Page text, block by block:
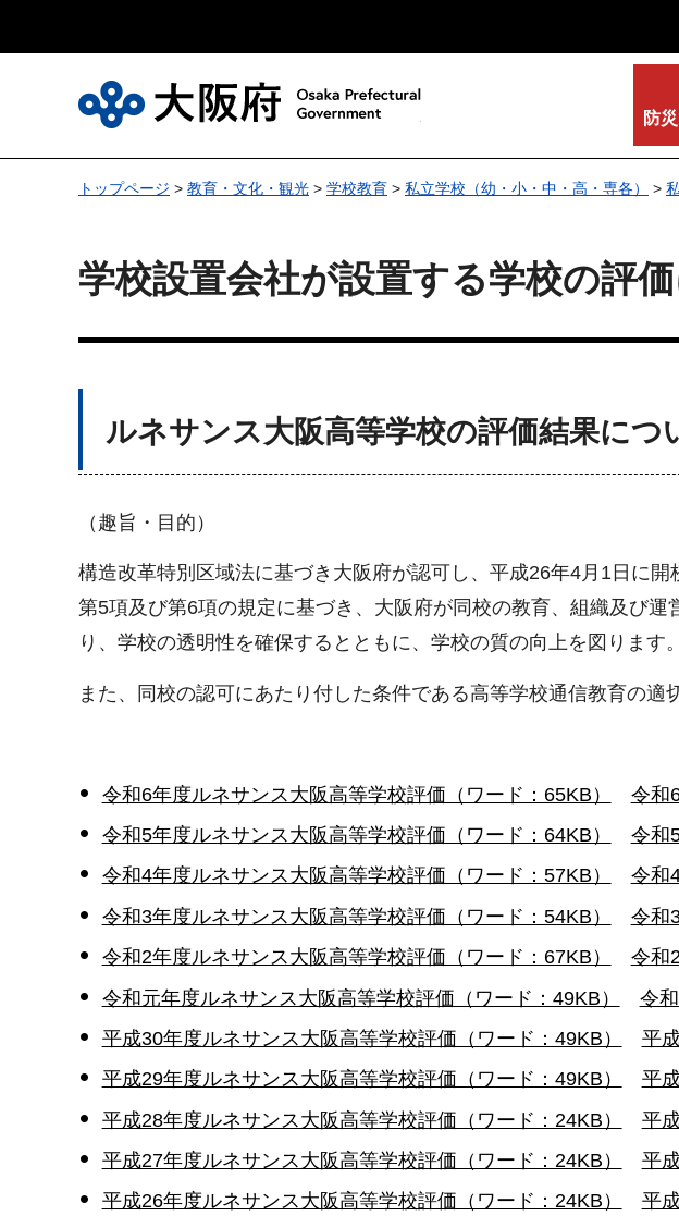
防災
トップページ > 教育・文化・観光 > 学校教育 > 私立学校（幼・小・中・高・専各） >
学校設置会社が設置する学校の評
ルネサンス大阪高等学校の評価結果につ
（趣旨・目的）
構造改革特別区域法に基づき大阪府が認可し、平成26年4月1日に
第5項及び第6項の規定に基づき、大阪府が同校の教育、組織及び
り、学校の透明性を確保するとともに、学校の質の向上を図ります。
また、同校の認可にあたり付した条件である高等学校通信教育の
令和6年度ルネサンス大阪高等学校評価（ワード：65KB）
令和
令和5年度ルネサンス大阪高等学校評価（ワード：64KB）
令和
令和4年度ルネサンス大阪高等学校評価（ワード：57KB）
令和
令和3年度ルネサンス大阪高等学校評価（ワード：54KB）
令和
令和2年度ルネサンス大阪高等学校評価（ワード：67KB）
令和
令和元年度ルネサンス大阪高等学校評価（ワード：49KB）
令
平成30年度ルネサンス大阪高等学校評価（ワード：49KB）
平
平成29年度ルネサンス大阪高等学校評価（ワード：49KB）
平
平成28年度ルネサンス大阪高等学校評価（ワード：24KB）
平
平成27年度ルネサンス大阪高等学校評価（ワード：24KB）
平
平成26年度ルネサンス大阪高等学校評価（ワード：24KB）
平